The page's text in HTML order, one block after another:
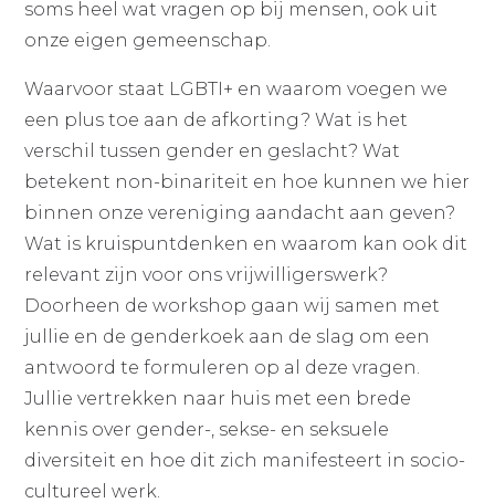
soms heel wat vragen op bij mensen, ook uit
onze eigen gemeenschap.
Waarvoor staat LGBTI+ en waarom voegen we
een plus toe aan de afkorting? Wat is het
verschil tussen gender en geslacht? Wat
betekent non-binariteit en hoe kunnen we hier
binnen onze vereniging aandacht aan geven?
Wat is kruispuntdenken en waarom kan ook dit
relevant zijn voor ons vrijwilligerswerk?
Doorheen de workshop gaan wij samen met
jullie en de genderkoek aan de slag om een
antwoord te formuleren op al deze vragen.
Jullie vertrekken naar huis met een brede
kennis over gender-, sekse- en seksuele
diversiteit en hoe dit zich manifesteert in socio-
cultureel werk.